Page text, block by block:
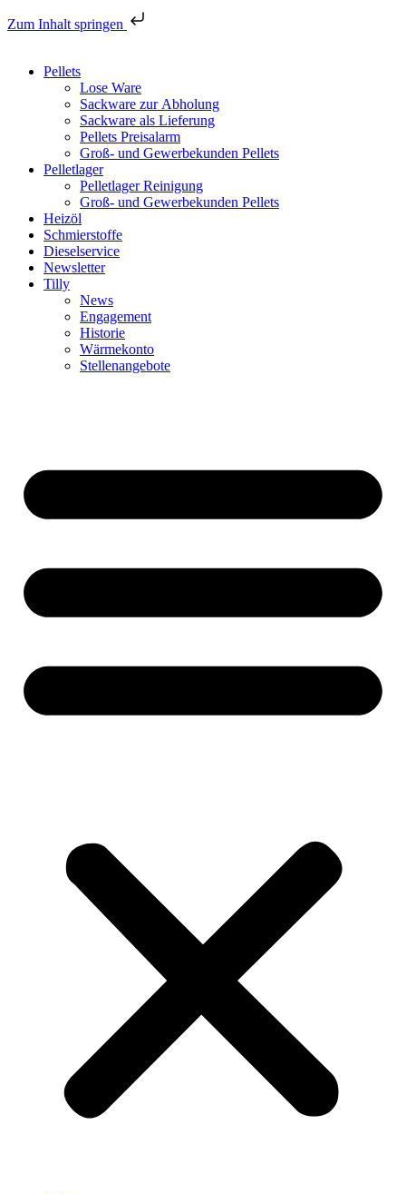
Zum Inhalt springen
Pellets
Lose Ware
Sackware zur Abholung
Sackware als Lieferung
Pellets Preisalarm
Groß- und Gewerbekunden Pellets
Pelletlager
Pelletlager Reinigung
Groß- und Gewerbekunden Pellets
Heizöl
Schmierstoffe
Dieselservice
Newsletter
Tilly
News
Engagement
Historie
Wärmekonto
Stellenangebote